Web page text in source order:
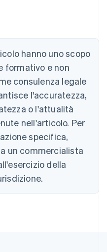
hanno uno scopo
formativo e non
consulenza legale
l'accuratezza,
o l'attualità
nell'articolo. Per
specifica,
un commercialista
della